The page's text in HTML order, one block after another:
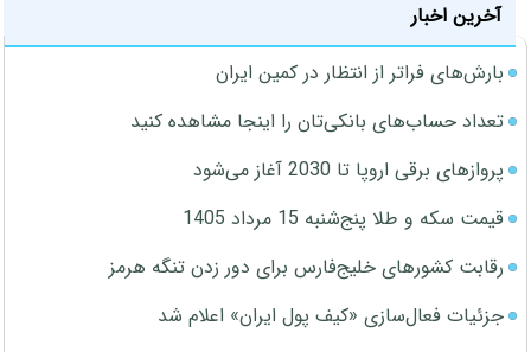
آخرین اخبار
بارش‌های فراتر از انتظار در کمین ایران
تعداد حساب‌های بانکی‌تان را اینجا مشاهده کنید
پروازهای برقی اروپا تا 2030 آغاز می‌شود
قیمت سکه و طلا پنج‌شنبه 15 مرداد 1405
رقابت کشورهای خلیج‌فارس برای دور زدن تنگه هرمز
جزئیات فعال‌سازی «کیف پول ایران» اعلام شد